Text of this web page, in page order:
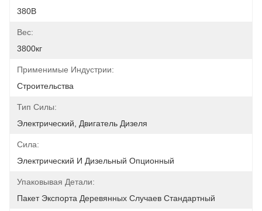
380В
Вес:
3800кг
Применимые Индустрии:
Строительства
Тип Силы:
Электрический, Двигатель Дизеля
Сила:
Электрический И Дизельный Опционный
Упаковывая Детали:
Пакет Экспорта Деревянных Случаев Стандартный